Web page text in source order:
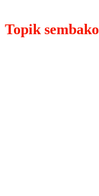
Topik sembako